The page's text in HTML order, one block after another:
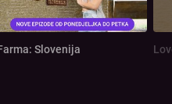
Slovenija